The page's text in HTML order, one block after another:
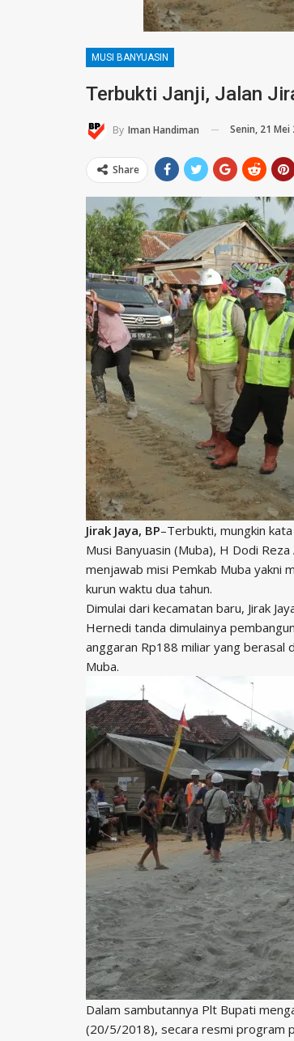
MUSI BANYUASIN
Terbukti Janji, Jalan
By Iman Handiman Senin, 21 Mei
Share
Jirak Jaya, BP–Terbukti, mungkin
Musi Banyuasin (Muba), H Dodi
menjawab misi Pemkab Muba yakni
kurun waktu dua tahun.
Dimulai dari kecamatan baru, Jirak
Hernedi tanda dimulainya
anggaran Rp188 miliar yang berasal
Muba.
Dalam sambutannya Plt Bupati
(20/5/2018), secara resmi program